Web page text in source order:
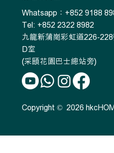
Whatsapp：+852 9188
Tel: +852 2322 8982
九龍新蒲崗彩虹道226-
D室
(采頤花園巴士總站旁)
Copyright © 2026